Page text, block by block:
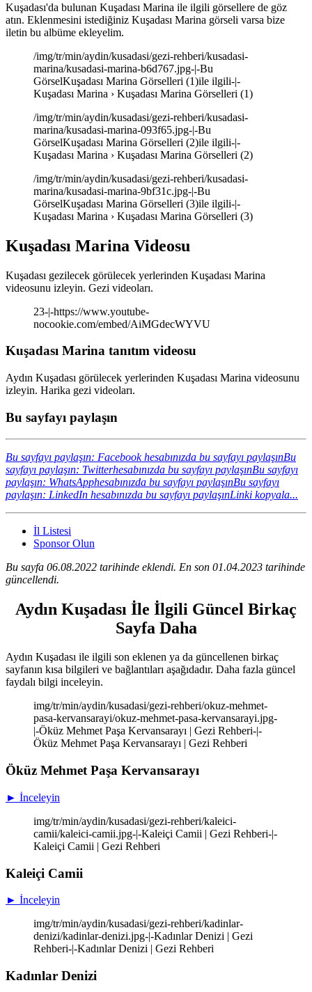
Kuşadası'da bulunan Kuşadası Marina ile ilgili görsellere de göz
atın. Eklenmesini istediğiniz Kuşadası Marina görseli varsa bize
iletin bu albüme ekleyelim.
/img/tr/min/aydin/kusadasi/gezi-rehberi/kusadasi-
marina/kusadasi-marina-b6d767.jpg-|-Bu
GörselKuşadası Marina Görselleri (1)ile ilgili-|-
Kuşadası Marina › Kuşadası Marina Görselleri (1)
/img/tr/min/aydin/kusadasi/gezi-rehberi/kusadasi-
marina/kusadasi-marina-093f65.jpg-|-Bu
GörselKuşadası Marina Görselleri (2)ile ilgili-|-
Kuşadası Marina › Kuşadası Marina Görselleri (2)
/img/tr/min/aydin/kusadasi/gezi-rehberi/kusadasi-
marina/kusadasi-marina-9bf31c.jpg-|-Bu
GörselKuşadası Marina Görselleri (3)ile ilgili-|-
Kuşadası Marina › Kuşadası Marina Görselleri (3)
Kuşadası Marina Videosu
Kuşadası gezilecek görülecek yerlerinden Kuşadası Marina
videosunu izleyin. Gezi videoları.
23-|-https://www.youtube-
nocookie.com/embed/AiMGdecWYVU
Kuşadası Marina tanıtım videosu
Aydın Kuşadası görülecek yerlerinden Kuşadası Marina videosunu
izleyin. Harika gezi videoları.
Bu sayfayı paylaşın
Bu sayfayı paylaşın: Facebook hesabınızda bu sayfayı paylaşınBu
sayfayı paylaşın: Twitterhesabınızda bu sayfayı paylaşınBu sayfayı
paylaşın: WhatsApphesabınızda bu sayfayı paylaşınBu sayfayı
paylaşın: LinkedIn hesabınızda bu sayfayı paylaşınLinki kopyala...
İl Listesi
Sponsor Olun
Bu sayfa 06.08.2022 tarihinde eklendi. En son 01.04.2023 tarihinde
güncellendi.
Aydın Kuşadası İle İlgili Güncel Birkaç
Sayfa Daha
Aydın Kuşadası ile ilgili son eklenen ya da güncellenen birkaç
sayfanın kısa bilgileri ve bağlantıları aşağıdadır. Daha fazla güncel
faydalı bilgi inceleyin.
img/tr/min/aydin/kusadasi/gezi-rehberi/okuz-mehmet-
pasa-kervansarayi/okuz-mehmet-pasa-kervansarayi.jpg-
|-Öküz Mehmet Paşa Kervansarayı | Gezi Rehberi-|-
Öküz Mehmet Paşa Kervansarayı | Gezi Rehberi
Öküz Mehmet Paşa Kervansarayı
► İnceleyin
img/tr/min/aydin/kusadasi/gezi-rehberi/kaleici-
camii/kaleici-camii.jpg-|-Kaleiçi Camii | Gezi Rehberi-|-
Kaleiçi Camii | Gezi Rehberi
Kaleiçi Camii
► İnceleyin
img/tr/min/aydin/kusadasi/gezi-rehberi/kadinlar-
denizi/kadinlar-denizi.jpg-|-Kadınlar Denizi | Gezi
Rehberi-|-Kadınlar Denizi | Gezi Rehberi
Kadınlar Denizi